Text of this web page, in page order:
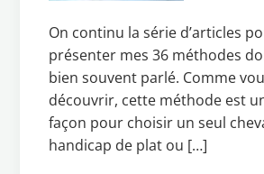
On continu la série d’articles
présenter mes 36 méthodes
bien souvent parlé. Comme
découvrir, cette méthode est
façon pour choisir un seul
handicap de plat ou […]